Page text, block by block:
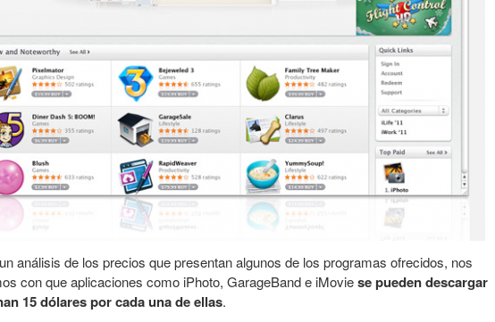
análisis de los precios que presentan algunos de los programas ofrecidos, nos
con que aplicaciones como iPhoto, GarageBand e iMoviese pueden descargar
15 dólares por cada una de ellas.